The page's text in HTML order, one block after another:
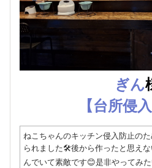
ぎん
【台所侵
ねこちゃんのキッチン侵入防止の
られました🛠️後から作ったと思え
んでいて素敵です😊是非やってみ